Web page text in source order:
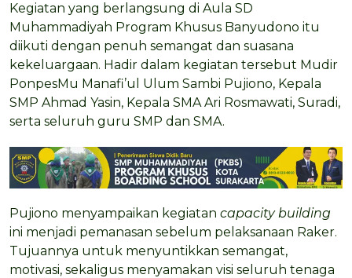
Kegiatan yang berlangsung di Aula SD
Muhammadiyah Program Khusus Banyudono itu
diikuti dengan penuh semangat dan suasana
kekeluargaan. Hadir dalam kegiatan tersebut Mudir
PonpesMu Manafi’ul Ulum Sambi Pujiono, Kepala
SMP Ahmad Yasin, Kepala SMA Ari Rosmawati, Suradi,
serta seluruh guru SMP dan SMA.
Pujiono menyampaikan kegiatan capacity building
ini menjadi pemanasan sebelum pelaksanaan Raker.
Tujuannya untuk menyuntikkan semangat,
motivasi, sekaligus menyamakan visi seluruh tenaga